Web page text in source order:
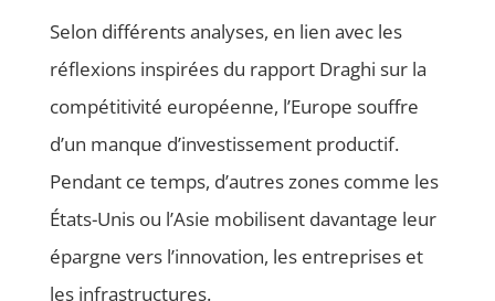
Selon différents analyses, en lien avec les
réflexions inspirées du rapport Draghi sur la
compétitivité européenne, l’Europe souffre
d’un manque d’investissement productif.
Pendant ce temps, d’autres zones comme les
États-Unis ou l’Asie mobilisent davantage leur
épargne vers l’innovation, les entreprises et
les infrastructures.